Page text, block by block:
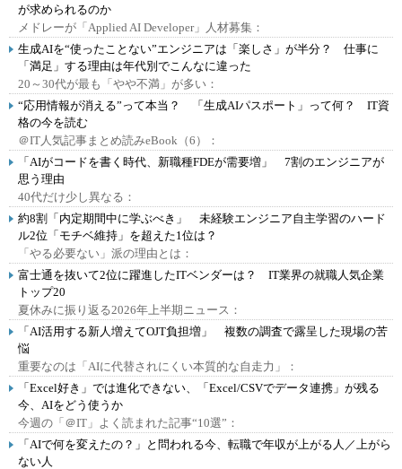
が求められるのか
メドレーが「Applied AI Developer」人材募集：
生成AIを“使ったことない”エンジニアは「楽しさ」が半分？ 仕事に
「満足」する理由は年代別でこんなに違った
20～30代が最も「やや不満」が多い：
“応用情報が消える”って本当？ 「生成AIパスポート」って何？ IT資
格の今を読む
＠IT人気記事まとめ読みeBook（6）：
「AIがコードを書く時代、新職種FDEが需要増」 7割のエンジニアが
思う理由
40代だけ少し異なる：
約8割「内定期間中に学ぶべき」 未経験エンジニア自主学習のハード
ル2位「モチベ維持」を超えた1位は？
「やる必要ない」派の理由とは：
富士通を抜いて2位に躍進したITベンダーは？ IT業界の就職人気企業
トップ20
夏休みに振り返る2026年上半期ニュース：
「AI活用する新人増えてOJT負担増」 複数の調査で露呈した現場の苦
悩
重要なのは「AIに代替されにくい本質的な自走力」：
「Excel好き」では進化できない、「Excel/CSVでデータ連携」が残る
今、AIをどう使うか
今週の「＠IT」よく読まれた記事“10選”：
「AIで何を変えたの？」と問われる今、転職で年収が上がる人／上がら
ない人